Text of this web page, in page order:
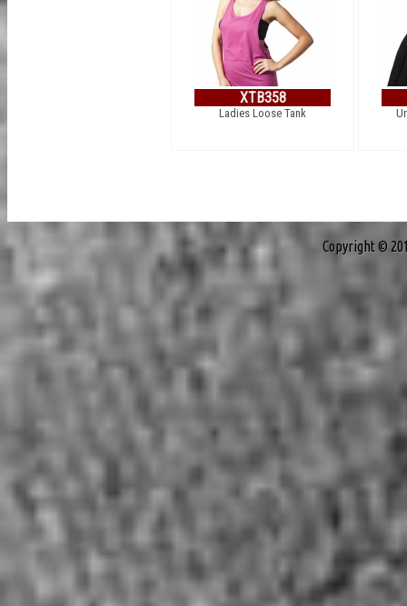
XTB358
Ladies Loose Tank
Copyright ©